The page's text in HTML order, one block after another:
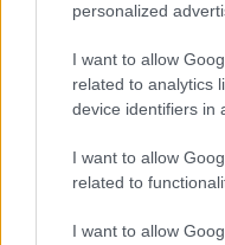
personalized
I want to allow
related to analytics
device identifiers in
I want to allow
related to
I want to allow
A világ vezetői
27-én
haláltábor
évfordulójáról.